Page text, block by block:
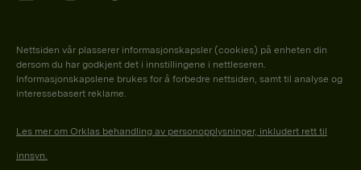
Nettsiden vår plasserer informasjonskapsler (cookies) på enheten din
dersom du har godkjent det i innstillingene i nettleseren.
Informasjonskapslene brukes for å forbedre nettsiden, samt til analyse og
interessebasert reklame.
Les mer om Orklas behandling av personopplysninger, inkludert rett til
innsyn.